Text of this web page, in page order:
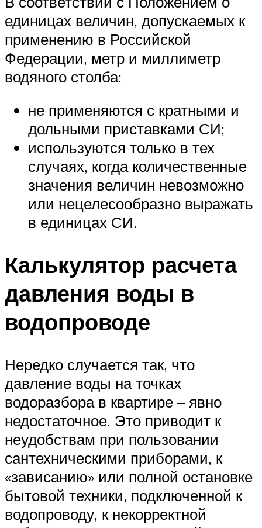
единицах величин, допускаемых к
применению в Российской
Федерации, метр и миллиметр
водяного столба:
не применяются с кратными и
дольными приставками СИ;
используются только в тех
случаях, когда количественные
значения величин невозможно
или нецелесообразно выражать
в единицах СИ.
Калькулятор расчета
давления воды в
водопроводе
Нередко случается так, что
давление воды на точках
водоразбора в квартире – явно
недостаточное. Это приводит к
неудобствам при пользовании
сантехническими приборами, к
«зависанию» или полной остановке
бытовой техники, подключенной к
водопроводу, к некорректной